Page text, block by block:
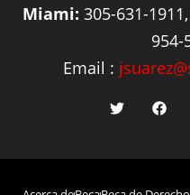
Miami: 305-631-1911,
954-
Email :